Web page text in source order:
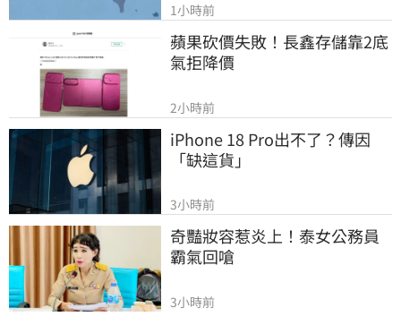
1小時前
蘋果砍價失敗！長鑫存儲靠2底
氣拒降價
2小時前
iPhone 18 Pro出不了？傳因
「缺這貨」
3小時前
奇豔妝容惹炎上！泰女公務員
霸氣回嗆
3小時前